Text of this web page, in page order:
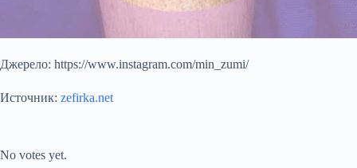
Джерело: https://www.instagram.com/min_zumi/
Источник: zefirka.net
No votes yet.